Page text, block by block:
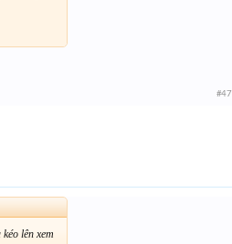
#47
lên xem